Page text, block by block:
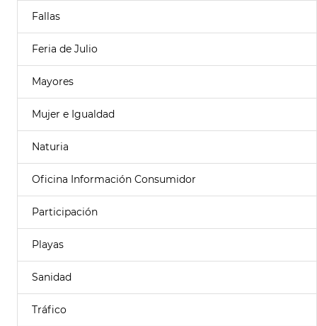
Fallas
Feria de Julio
Mayores
Mujer e Igualdad
Naturia
Oficina Información Consumidor
Participación
Playas
Sanidad
Tráfico